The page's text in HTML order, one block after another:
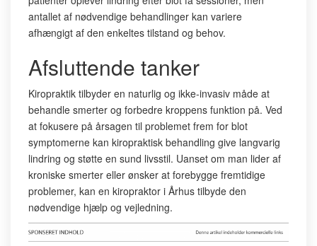
antallet af nødvendige behandlinger kan variere
afhængigt af den enkeltes tilstand og behov.
Afsluttende tanker
Kiropraktik tilbyder en naturlig og ikke-invasiv måde at
behandle smerter og forbedre kroppens funktion på. Ved
at fokusere på årsagen til problemet frem for blot
symptomerne kan kiropraktisk behandling give langvarig
lindring og støtte en sund livsstil. Uanset om man lider af
kroniske smerter eller ønsker at forebygge fremtidige
problemer, kan en kiropraktor i Århus tilbyde den
nødvendige hjælp og vejledning.